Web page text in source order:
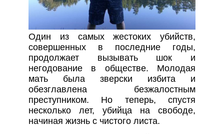
Один из самых жестоких убийств,
совершенных в последние годы,
продолжает вызывать шок и
негодование в обществе. Молодая
мать была зверски избита и
обезглавлена безжалостным
преступником. Но теперь, спустя
несколько лет, убийца на свободе,
начиная жизнь с чистого листа.